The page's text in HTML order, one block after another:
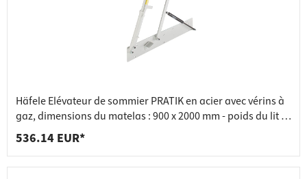
Häfele Elévateur de sommier PRATIK en acier avec vérins à
gaz, dimensions du matelas : 900 x 2000 mm - poids du lit :
30-35 kg
536.14 EUR*